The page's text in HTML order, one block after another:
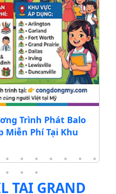
Trình Phát Balo
Miễn Phí Tại Khu
TẠI GRAND